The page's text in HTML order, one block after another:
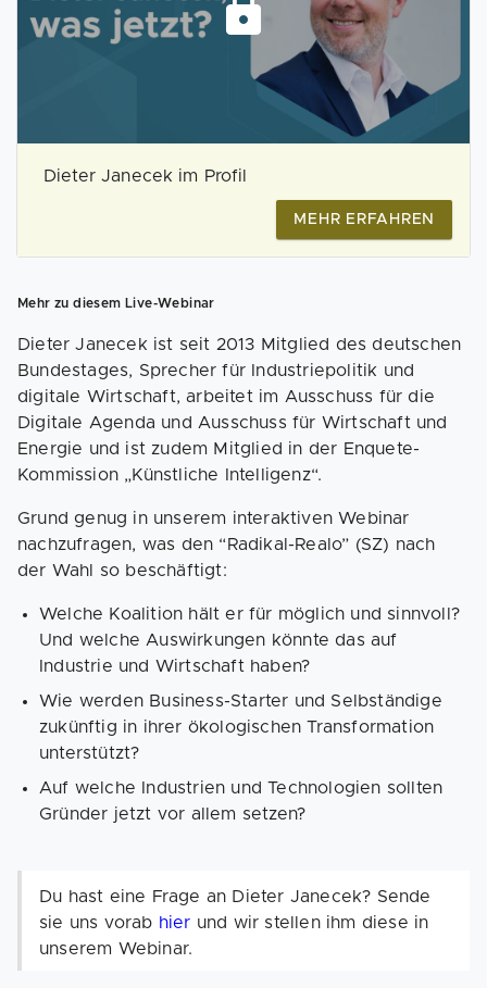
Dieter Janecek im Profil
MEHR ERFAHREN
Mehr zu diesem Live-Webinar
Dieter Janecek ist seit 2013 Mitglied des deutschen
Bundestages, Sprecher für Industriepolitik und
digitale Wirtschaft, arbeitet im Ausschuss für die
Digitale Agenda und Ausschuss für Wirtschaft und
Energie und ist zudem Mitglied in der Enquete-
Kommission „Künstliche Intelligenz“.
Grund genug in unserem interaktiven Webinar
nachzufragen, was den “Radikal-Realo” (SZ) nach
der Wahl so beschäftigt:
Welche Koalition hält er für möglich und sinnvoll?
Und welche Auswirkungen könnte das auf
Industrie und Wirtschaft haben?
Wie werden Business-Starter und Selbständige
zukünftig in ihrer ökologischen Transformation
unterstützt?
Auf welche Industrien und Technologien sollten
Gründer jetzt vor allem setzen?
Du hast eine Frage an Dieter Janecek? Sende
sie uns vorab hier und wir stellen ihm diese in
unserem Webinar.